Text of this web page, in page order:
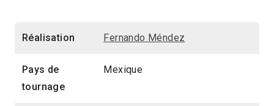
Réalisation Fernando Méndez
Pays de
tournage
Mexique